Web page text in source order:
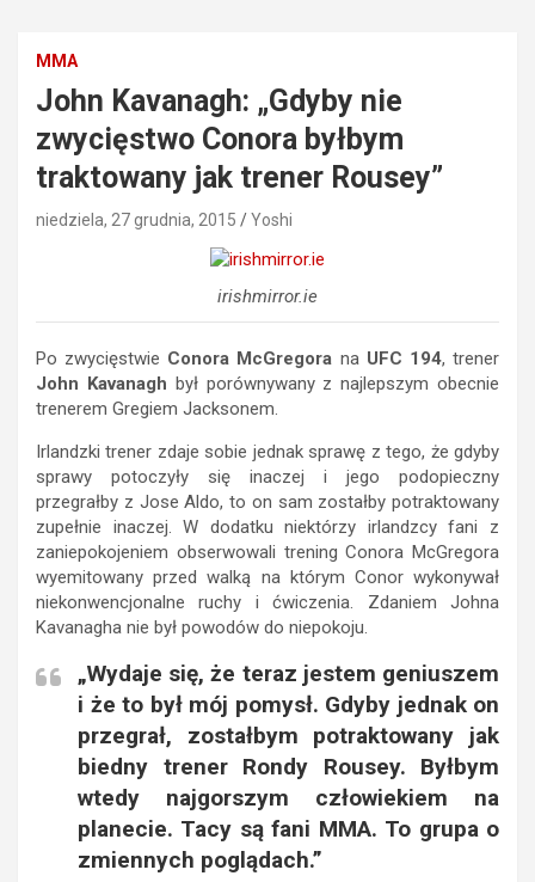
MMA
John Kavanagh: „Gdyby nie
zwycięstwo Conora byłbym
traktowany jak trener Rousey”
niedziela, 27 grudnia, 2015 Yoshi
irishmirror.ie
Po zwycięstwie Conora McGregora na UFC 194, trener
John Kavanagh był porównywany z najlepszym obecnie
trenerem Gregiem Jacksonem.
Irlandzki trener zdaje sobie jednak sprawę z tego, że gdyby
sprawy potoczyły się inaczej i jego podopieczny
przegrałby z Jose Aldo, to on sam zostałby potraktowany
zupełnie inaczej. W dodatku niektórzy irlandzcy fani z
zaniepokojeniem obserwowali trening Conora McGregora
wyemitowany przed walką na którym Conor wykonywał
niekonwencjonalne ruchy i ćwiczenia. Zdaniem Johna
Kavanagha nie był powodów do niepokoju.
„Wydaje się, że teraz jestem geniuszem
i że to był mój pomysł. Gdyby jednak on
przegrał, zostałbym potraktowany jak
biedny trener Rondy Rousey. Byłbym
wtedy najgorszym człowiekiem na
planecie. Tacy są fani MMA. To grupa o
zmiennych poglądach.”